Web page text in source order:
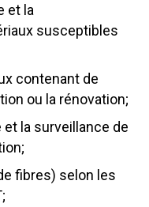
et la
susceptibles
contenant de
ou la rénovation;
et la surveillance de
fibres) selon les